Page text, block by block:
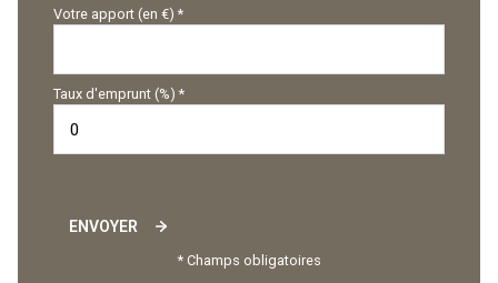
Votre apport (en €) *
Taux d'emprunt (%) *
ENVOYER
* Champs obligatoires